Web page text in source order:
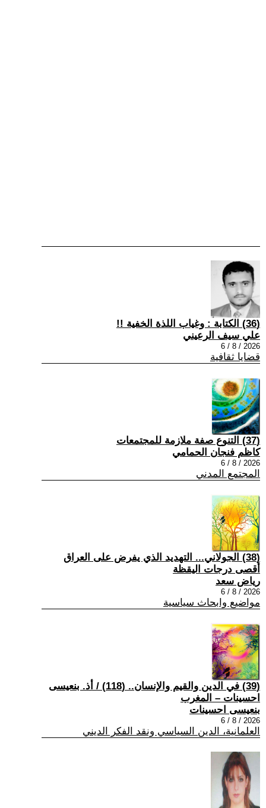
(36) الكتابة : وغياب اللذة الخفية !!
علي سيف الرعيني
2026 / 8 / 6
قضايا ثقافية
(37) التنوع صفة ملازمة للمجتمعات
كاظم فنجان الحمامي
2026 / 8 / 6
المجتمع المدني
(38) الجولاني... التهديد الذي يفرض على العراق
أقصى درجات اليقظة
رياض سعد
2026 / 8 / 6
مواضيع وابحاث سياسية
(39) في الدين والقيم والإنسان.. (118) / أذ. بنعيسى
احسينات – المغرب
بنعيسى احسينات
2026 / 8 / 6
العلمانية، الدين السياسي ونقد الفكر الديني